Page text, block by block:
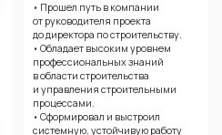
• Прошел путь в компании
от руководителя проекта
до директора по строительству.
• Обладает высоким уровнем
профессиональных знаний
в области строительства
и управления строительными
процессами.
• Сформировал и выстроил
системную, устойчивую работу